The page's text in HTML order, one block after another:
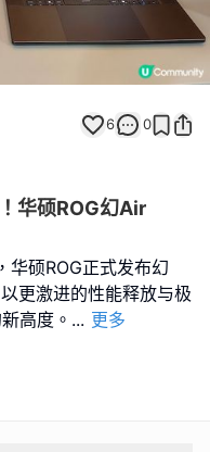
6 0
华硕ROG幻Air
硕ROG正式发布幻
更激进的性能释放与极
高度。 ... 更多